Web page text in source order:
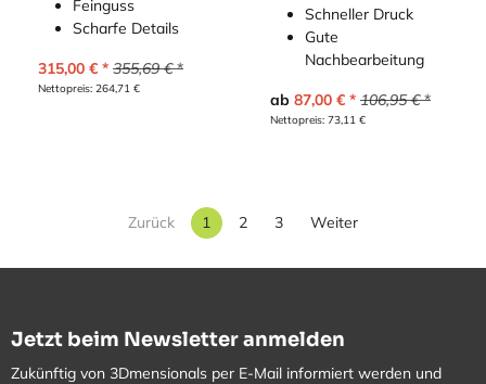
Feinguss
Scharfe Details
315,00 € 355,69€
Nettopreis: 264,71 €
Schneller Druck
Gute
Nachbearbeitung
ab 87,00€ 106,95€
Nettopreis: 73,11€
Zurück 1 2 3 Weiter
Jetzt beim Newsletter anmelden
Zukünftig von 3Dmensionals per E-Mail informiert werden und